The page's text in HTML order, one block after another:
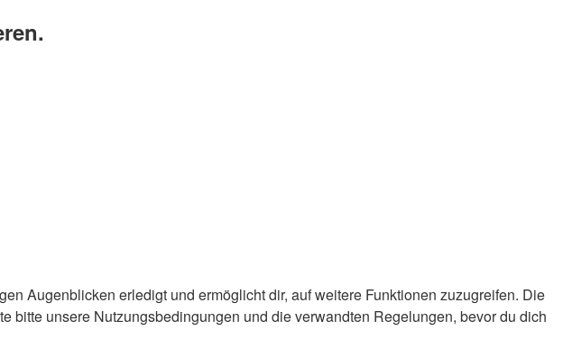
Augenblicken erledigt und ermöglicht dir, auf weitere Funktionen zuzugreifen. Die
unsere Nutzungsbedingungen und die verwandten Regelungen, bevor du dich